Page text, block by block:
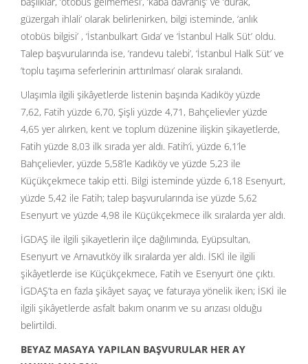
güzergah ihlali’ olarak belirlenirken, bilgi isteminde, ‘anlık
otobüs bilgisi’ , ‘İstanbulkart Gıda’ ve ‘İstanbul Halk Süt’ oldu.
Talep başvurularında ise, ‘randevu talebi’, ‘İstanbul Halk Süt’ ve
‘toplu taşıma seferlerinin arttırılması’ olarak sıralandı.
Ulaşımla ilgili şikâyetlerde listenin başında Kadıköy yüzde
7,62, Fatih yüzde 6,70, Şişli yüzde 4,71, Bahçelievler yüzde
4,65 yer alırken, kent ve toplum düzenine ilişkin şikayetlerde,
Fatih yüzde 8,03 ilk sırada yer aldı. Fatih’i, yüzde 6,1’le
Bahçelievler, yüzde 5,58’le Kadıköy ve yüzde 5,23 ile
Küçükçekmece takip etti. Bilgi isteminde yüzde 6,18 Esenyurt,
yüzde 5,42 ile Fatih; talep başvurularında ise yüzde 5,62
Esenyurt ve yüzde 4,98 ile Küçükçekmece ilk sıralarda yer aldı.
İGDAŞ ile ilgili şikayetlerin ilçe dağılımında, Eyüpsultan,
Esenyurt ve Arnavutköy ilk sıralarda yer aldı. İSKİ ile ilgili
şikâyetlerde ise Küçükçekmece, Fatih ve Esenyurt öne çıktı.
İGDAŞ’ta en fazla şikâyet sayaç ve faturaya yönelik iken; İSKİ ile
ilgili şikâyetlerde asfalt bakım onarım ve su arızası olduğu
belirtildi.
BEYAZ MASAYA YAPILAN BAŞVURULAR HER AY